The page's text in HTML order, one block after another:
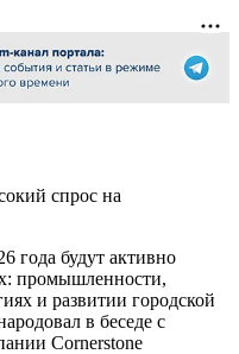
спрос на
года будут активно
промышленности,
и развитии городской
в беседе с
Cornerstone